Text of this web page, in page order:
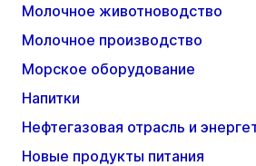
Молочное животноводство
Молочное производство
Морское оборудование
Напитки
Нефтегазовая отрасль и
Новые продукты питания